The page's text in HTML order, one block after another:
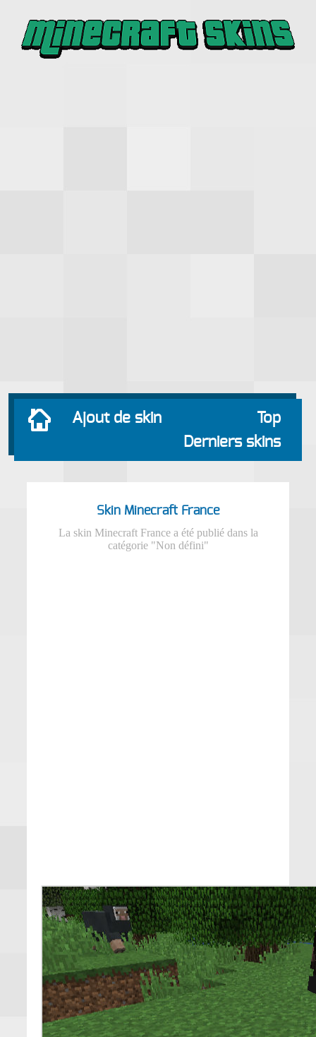
Ajout de skin
Top
Derniers skins
Skin Minecraft France
La skin Minecraft France a été publié dans la
catégorie "Non défini"